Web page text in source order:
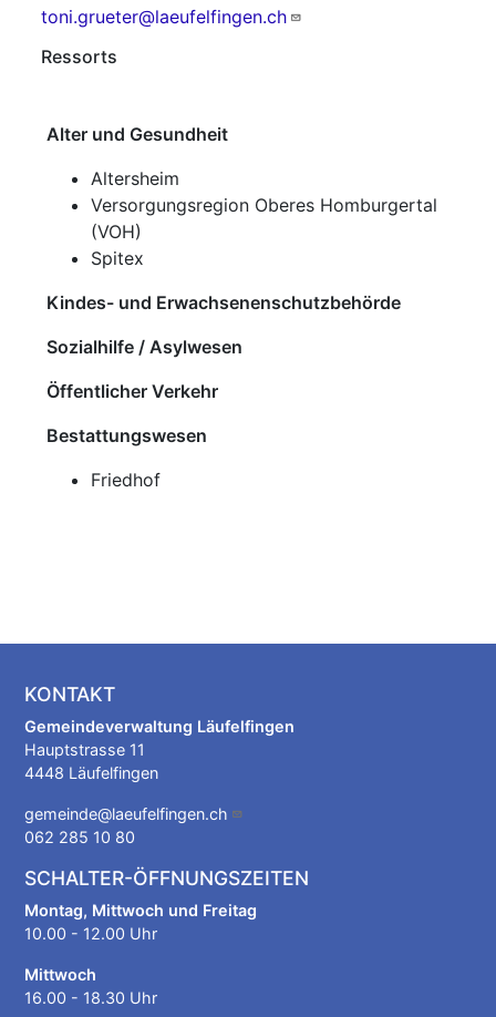
toni.grueter@laeufelfingen.ch
Ressorts
Alter und Gesundheit
Altersheim
Versorgungsregion Oberes Homburgertal
(VOH)
Spitex
Kindes- und Erwachsenenschutzbehörde
Sozialhilfe / Asylwesen
Öffentlicher Verkehr
Bestattungswesen
Friedhof
KONTAKT
Gemeindeverwaltung Läufelfingen
Hauptstrasse 11
4448 Läufelfingen
gemeinde@laeufelfingen.ch
062 285 10 80
SCHALTER-ÖFFNUNGSZEITEN
Montag, Mittwoch und Freitag
10.00 - 12.00 Uhr
Mittwoch
16.00 - 18.30 Uhr